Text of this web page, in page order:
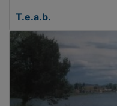
T.e.a.b.